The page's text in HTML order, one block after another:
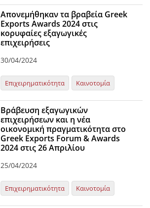
Απονεμήθηκαν τα βραβεία Greek
Exports Awards 2024 στις
κορυφαίες εξαγωγικές
επιχειρήσεις
30/04/2024
Επιχειρηματικότητα Καινοτομία
Βράβευση εξαγωγικών
επιχειρήσεων και η νέα
οικονομική πραγματικότητα στο
Greek Exports Forum & Awards
2024 στις 26 Απριλίου
25/04/2024
Επιχειρηματικότητα Καινοτομία